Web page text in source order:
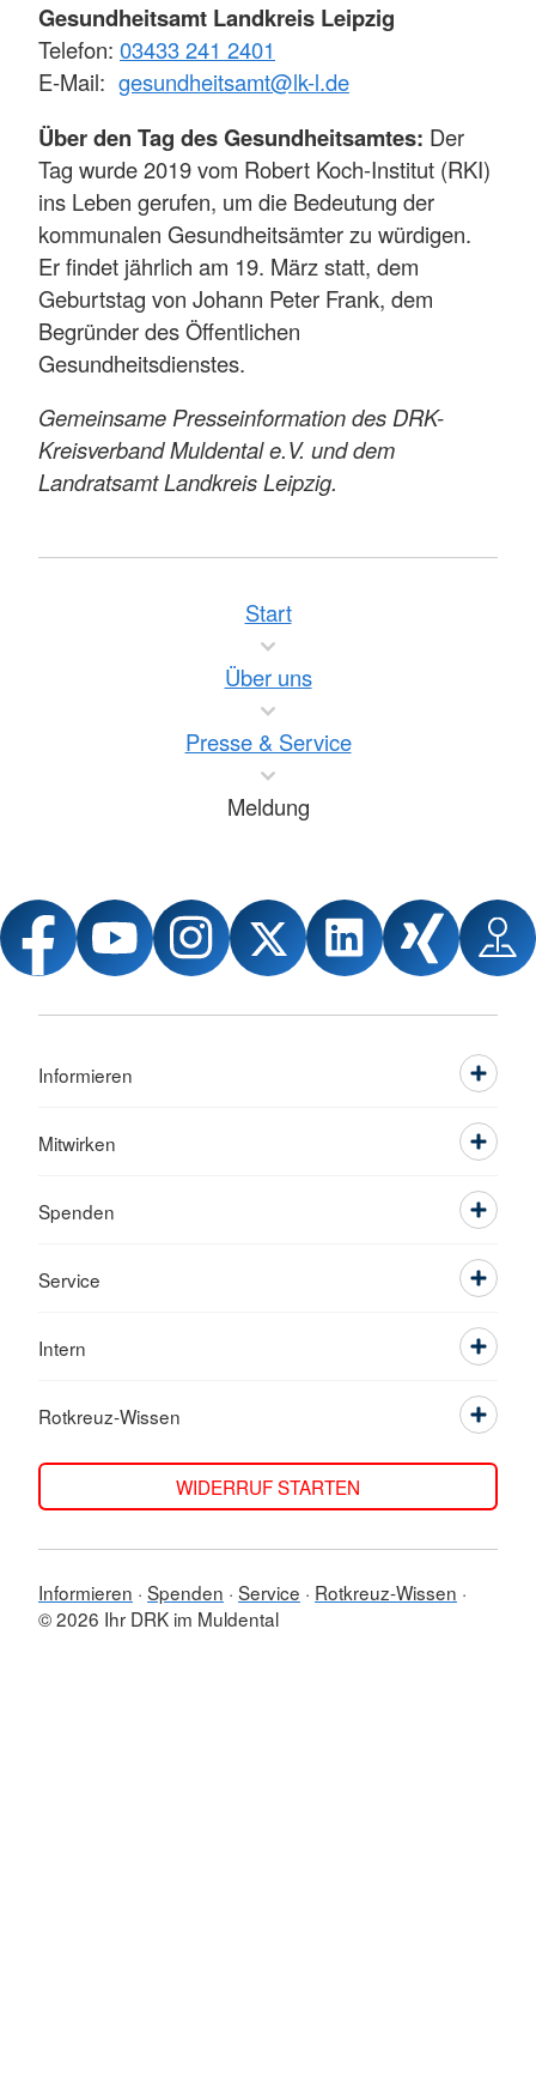
Gesundheitsamt Landkreis Leipzig
Telefon: 03433 241 2401
E-Mail: gesundheitsamt@lk-l.de
Über den Tag des Gesundheitsamtes: Der
Tag wurde 2019 vom Robert Koch-Institut (RKI)
ins Leben gerufen, um die Bedeutung der
kommunalen Gesundheitsämter zu würdigen.
Er findet jährlich am 19. März statt, dem
Geburtstag von Johann Peter Frank, dem
Begründer des Öffentlichen
Gesundheitsdienstes.
Gemeinsame Presseinformation des DRK-
Kreisverband Muldental e.V. und dem
Landratsamt Landkreis Leipzig.
Start
Über uns
Presse & Service
Meldung
Informieren
Mitwirken
Spenden
Service
Intern
Rotkreuz-Wissen
WIDERRUF STARTEN
Informieren Spenden Service
Rotkreuz-Wissen
© 2026 Ihr DRK im Muldental